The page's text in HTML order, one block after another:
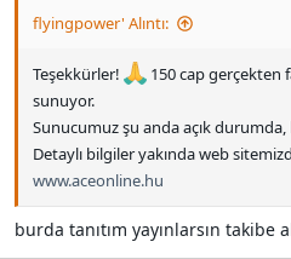
flyingpower' Alıntı:
Teşekkürler!
150 cap gerçekten
sunuyor.
Sunucumuz şu anda açık
Detaylı bilgiler yakında web
www.aceonline.hu
burda tanıtım yayınlarsın takibe